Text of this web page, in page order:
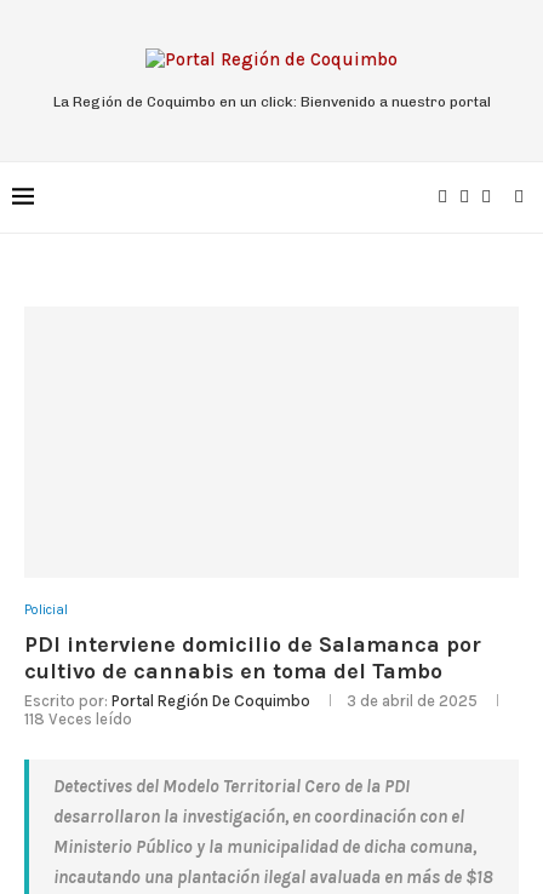
La Región de Coquimbo en un click: Bienvenido a nuestro portal
Policial
PDI interviene domicilio de Salamanca por
cultivo de cannabis en toma del Tambo
Escrito por: Portal Región De Coquimbo
3 de abril de 2025
118 Veces leído
Detectives del Modelo Territorial Cero de la PDI
desarrollaron la investigación, en coordinación con el
Ministerio Público y la municipalidad de dicha comuna,
incautando una plantación ilegal avaluada en más de $18